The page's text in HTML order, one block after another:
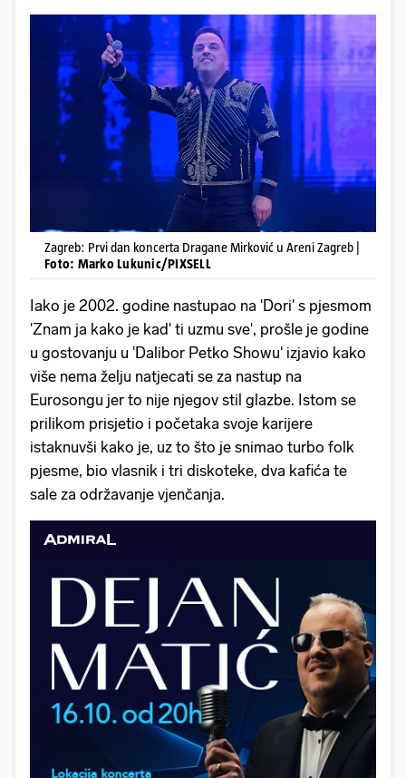
Zagreb: Prvi dan koncerta Dragane Mirković u Areni Zagreb |
Foto: Marko Lukunic/PIXSELL
Iako je 2002. godine nastupao na 'Dori' s pjesmom
'Znam ja kako je kad' ti uzmu sve', prošle je godine
u gostovanju u 'Dalibor Petko Showu' izjavio kako
više nema želju natjecati se za nastup na
Eurosongu jer to nije njegov stil glazbe. Istom se
prilikom prisjetio i početaka svoje karijere
istaknuvši kako je, uz to što je snimao turbo folk
pjesme, bio vlasnik i tri diskoteke, dva kafića te
sale za održavanje vjenčanja.